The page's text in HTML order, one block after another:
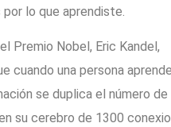
lo que aprendiste.
Premio Nobel, Eric Kandel,
cuando una persona
se duplica el número de
su cerebro de 1300